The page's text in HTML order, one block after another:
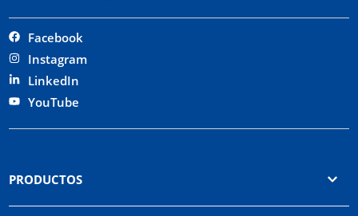
Facebook
Instagram
LinkedIn
YouTube
PRODUCTOS